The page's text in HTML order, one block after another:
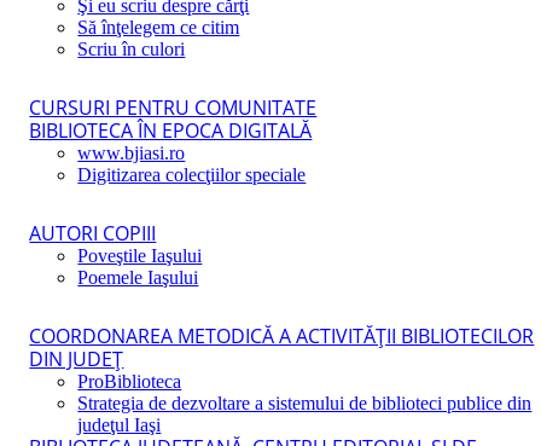
Şi eu scriu despre cărţi
Să înţelegem ce citim
Scriu în culori
CURSURI PENTRU COMUNITATE
BIBLIOTECA ÎN EPOCA DIGITALĂ
www.bjiasi.ro
Digitizarea colecţiilor speciale
AUTORI COPIII
Poveştile Iaşului
Poemele Iaşului
COORDONAREA METODICĂ A ACTIVITĂŢII BIBLIOTECILOR
DIN JUDEŢ
ProBiblioteca
Strategia de dezvoltare a sistemului de biblioteci publice din
judeţul Iaşi